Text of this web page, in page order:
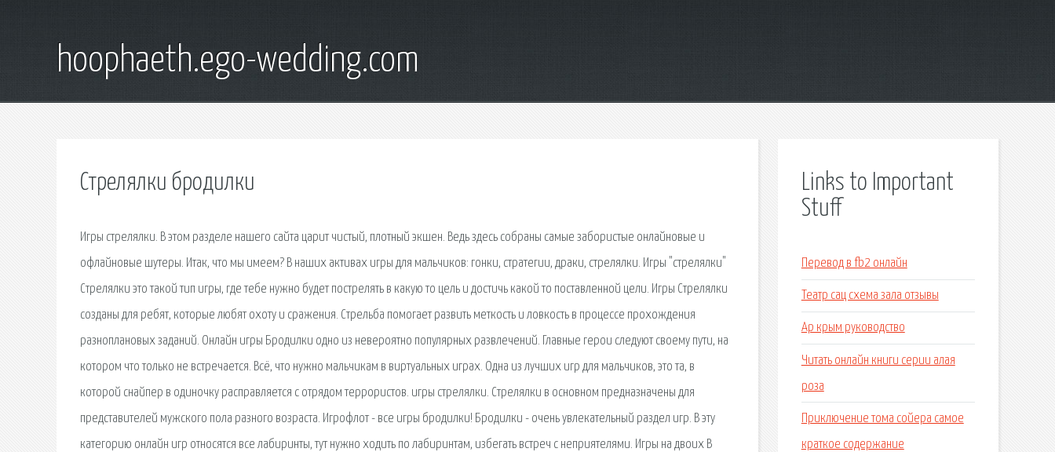
hoophaeth.ego-wedding.com
Стрелялки бродилки
Игры стрелялки. В этом разделе нашего сайта царит чистый, плотный экшен. Ведь здесь собраны самые забористые онлайновые и
офлайновые шутеры. Итак, что мы имеем? В наших активах игры для мальчиков: гонки, стратегии, драки, стрелялки. Игры "стрелялки"
Стрелялки это такой тип игры, где тебе нужно будет пострелять в какую то цель и достичь какой то поставленной цели. Игры Стрелялки
созданы для ребят, которые любят охоту и сражения. Стрельба помогает развить меткость и ловкость в процессе прохождения
разноплановых заданий. Онлайн игры Бродилки одно из невероятно популярных развлечений. Главные герои следуют своему пути, на
котором что только не встречается. Всё, что нужно мальчикам в виртуальных играх. Одна из лучших игр для мальчиков, это та, в
которой снайпер в одиночку расправляется с отрядом террористов. игры стрелялки. Стрелялки в основном предназначены для
представителей мужского пола разного возраста. Игрофлот - все игры бродилки! Бродилки - очень увлекательный раздел игр. В эту
категорию онлайн игр относятся все лабиринты, тут нужно ходить по лабиринтам, избегать встреч с неприятелями. Игры на двоих В
Links to Important
Stuff
Перевод в fb2 онлайн
Театр сац схема зала отзывы
Ар крым руководство
Читать онлайн книги серии алая
роза
Приключение тома сойера самое
краткое содержание